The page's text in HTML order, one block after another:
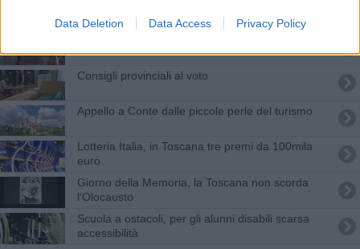
Data Deletion Data Access Privacy Policy
Consigli provinciali al voto
Appello a Conte dalle piccole perle del turismo
Lotteria Italia, in Toscana tre premi da 100mila
euro
Giorno della Memoria, la Toscana non scorda
l'Olocausto
Scuola a ostacoli, per gli alunni disabili scarsa
accessibilità